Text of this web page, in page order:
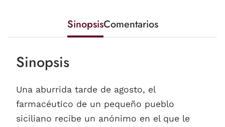
SinopsisComentarios
Sinopsis
Una aburrida tarde de agosto, el
farmacéutico de un pequeño pueblo
siciliano recibe un anónimo en el que le